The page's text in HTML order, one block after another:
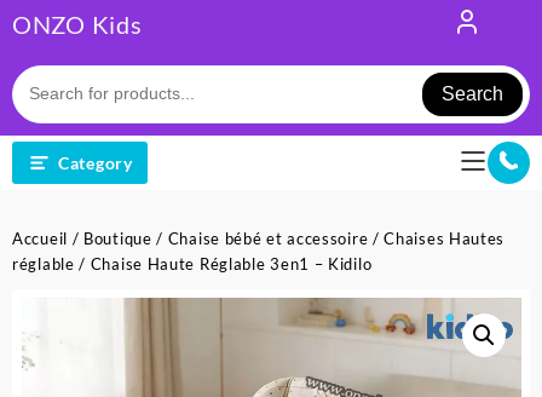
to
content
ONZO Kids
Search
Category
Accueil / Boutique / Chaise bébé et accessoire /Chaises Hautes
réglable / Chaise Haute Réglable 3en1 – Kidilo